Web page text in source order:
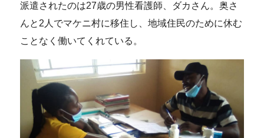
派遣されたのは27歳の男性看護師、ダカさん。奥さ
んと2人でマケニ村に移住し、地域住民のために休む
ことなく働いてくれている。